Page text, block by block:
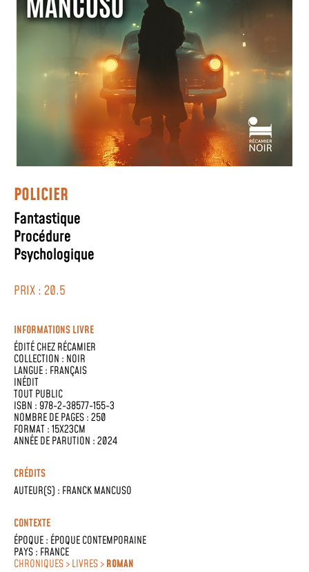
POLICIER
Fantastique
Procédure
Psychologique
PRIX : 20.5
INFORMATIONS LIVRE
ÉDITÉ CHEZRÉCAMIER
COLLECTION : NOIR
LANGUE : FRANÇAIS
INÉDIT
TOUT PUBLIC
ISBN : 978-2-38577-155-3
NOMBRE DE PAGES : 250
FORMAT : 15X23CM
ANNÉE DE PARUTION : 2024
CRÉDITS
AUTEUR(S) : FRANCK MANCUSO
CONTEXTE
ÉPOQUE : ÉPOQUE CONTEMPORAINE
PAYS : FRANCE
CHRONIQUES > LIVRES >ROMAN